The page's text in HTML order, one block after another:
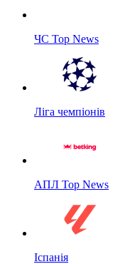
ЧС Top News
Ліга чемпіонів
АПЛ Top News
Іспанія